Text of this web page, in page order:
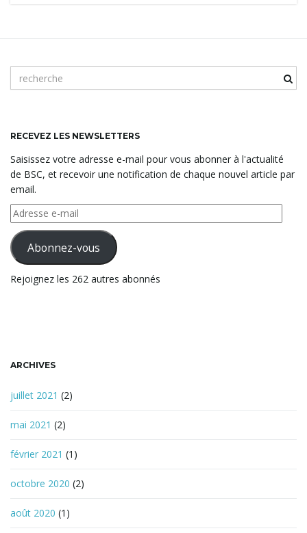
g
a
o
l
d
e
r
e
c
h
e
c
RECEVEZ LES NEWSLETTERS
Saisissez votre adresse e-mail pour vous abonner à l'actualité
de BSC, et recevoir une notification de chaque nouvel article par
email.
Adresse
e-
mailAbonnez-vous
Rejoignez les 262 autres abonnés
ARCHIVES
juillet 2021 (2)
mai 2021 (2)
février 2021 (1)
octobre 2020 (2)
août 2020 (1)